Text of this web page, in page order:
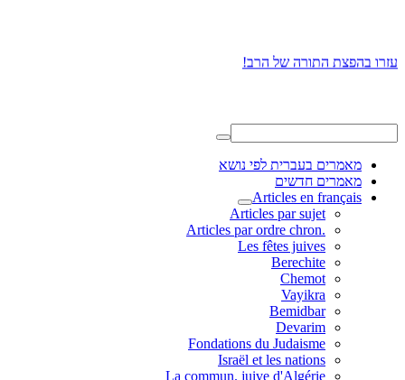
עזרו בהפצת התורה של הרב!
מאמרים בעברית לפי נושא
מאמרים חדשים
Articles en français
Articles par sujet
.Articles par ordre chron
Les fêtes juives
Berechite
Chemot
Vayikra
Bemidbar
Devarim
Fondations du Judaisme
Israël et les nations
La commun. juive d'Algérie